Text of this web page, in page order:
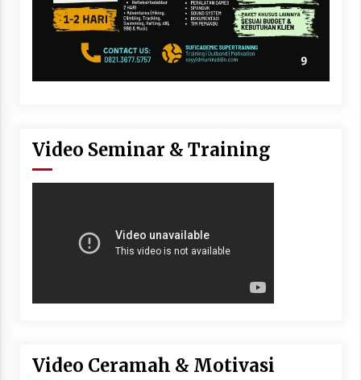
Video Seminar & Training
Video Ceramah & Motivasi